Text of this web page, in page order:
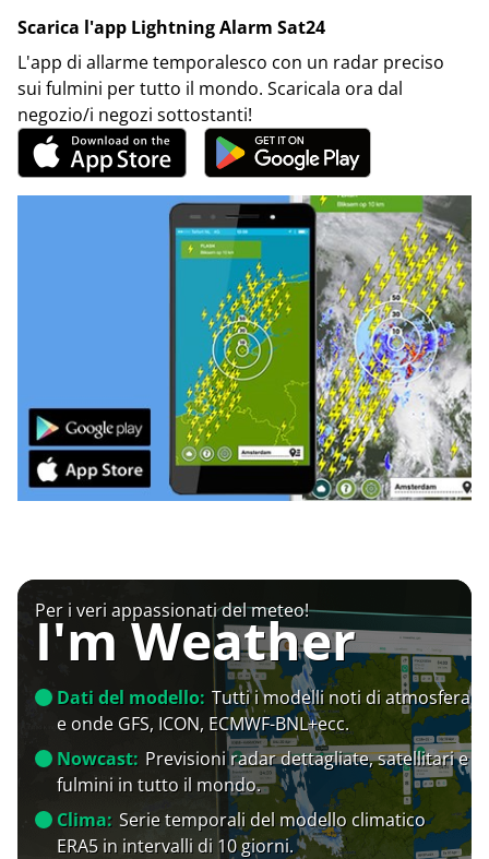
Scarica l'app Lightning Alarm Sat24
L'app di allarme temporalesco con un radar preciso
sui fulmini per tutto il mondo. Scaricala ora dal
negozio/i negozi sottostanti!
Per i veri appassionati del meteo!
I'm Weather
Dati del modello: Tutti i modelli noti di atmosfera
e onde GFS, ICON, ECMWF-BNL+ecc.
Nowcast: Previsioni radar dettagliate, satellitari e
fulmini in tutto il mondo.
Clima: Serie temporali del modello climatico
ERA5 in intervalli di 10 giorni.